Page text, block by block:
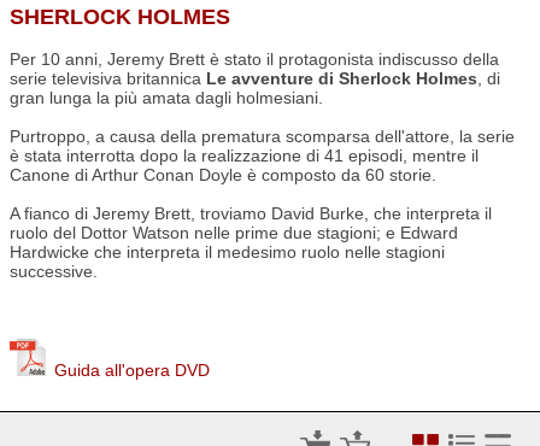
SHERLOCK HOLMES
Per 10 anni, Jeremy Brett è stato il protagonista indiscusso della
serie televisiva britannica Le avventure di Sherlock Holmes , di
gran lunga la più amata dagli holmesiani.
Purtroppo, a causa della prematura scomparsa dell'attore, la serie
è stata interrotta dopo la realizzazione di 41 episodi, mentre il
Canone di Arthur Conan Doyle è composto da 60 storie.
A fianco di Jeremy Brett, troviamo David Burke, che interpreta il
ruolo del Dottor Watson nelle prime due stagioni; e Edward
Hardwicke che interpreta il medesimo ruolo nelle stagioni
successive.
Guida all'opera DVD